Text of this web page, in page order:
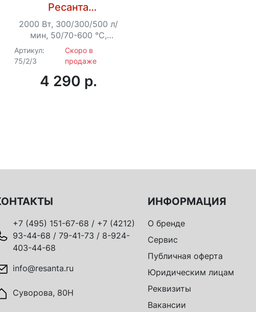
Ресанта
ФЭ-2000ЭКД
2000 Вт, 300/300/500 л/
мин, 50/70-600 °C,
регулировка
температуры, дисплей, 1
кг
Артикул:
75/2/3
Скоро в
продаже
4 290 p.
+7 (495) 151-67-68 / +7 (4212)
93-44-68 / 79-41-73 / 8-924-
403-44-68
info@resanta.ru
Суворова, 80Н
ИНФОРМАЦИЯ
О бренде
Сервис
Публичная оферта
Юридическим лицам
Реквизиты
Вакансии